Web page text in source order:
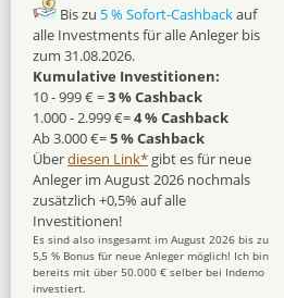
Bis zu 5 % Sofort-Cashbackauf
alle Investments für alle Anleger bis
zum 31.08.2026.
Kumulative Investitionen:
10 - 999 € =3 % Cashback
1.000 - 2.999 €=4 % Cashback
Ab 3.000 €=5 % Cashback
Überdiesen Link* gibt es für neue
Anleger im August 2026 nochmals
zusätzlich +0,5% auf alle
Investitionen!
Es sind also insgesamt im August 2026 bis zu
5,5 % Bonus für neue Anleger möglich! Ich bin
bereits mit über 50.000 € selber bei Indemo
investiert.